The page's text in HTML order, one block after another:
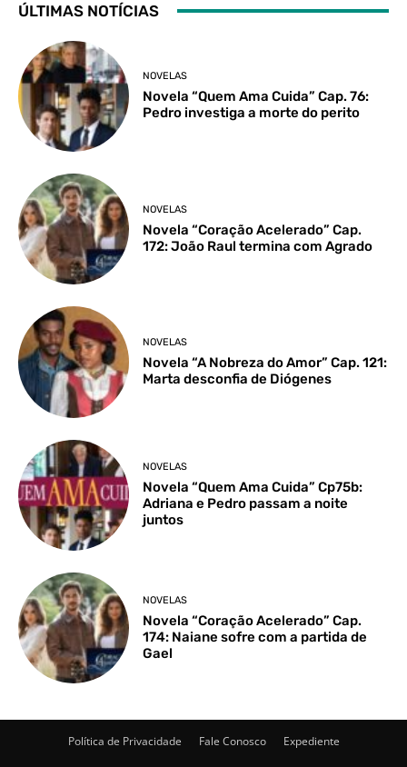
ÚLTIMAS NOTÍCIAS
NOVELAS
Novela “Quem Ama Cuida” Cap. 76:
Pedro investiga a morte do perito
NOVELAS
Novela “Coração Acelerado” Cap.
172: João Raul termina com Agrado
NOVELAS
Novela “A Nobreza do Amor” Cap. 121:
Marta desconfia de Diógenes
NOVELAS
Novela “Quem Ama Cuida” Cp75b:
Adriana e Pedro passam a noite
juntos
NOVELAS
Novela “Coração Acelerado” Cap.
174: Naiane sofre com a partida de
Gael
Política de Privacidade Fale Conosco Expediente